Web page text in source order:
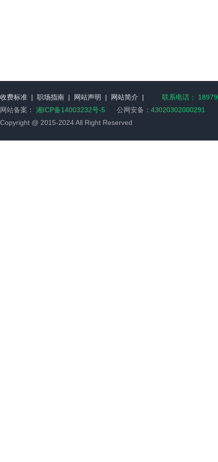
收费标准 | 职场指南 | 网站声明 | 网站简介 |
联系电话：
网站备案： 湘ICP备14003232号-5 公网安备： 43020302000291
Copyright @ 2015-2024 All Right Reserved